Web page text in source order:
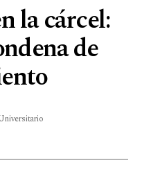
la cárcel:
de